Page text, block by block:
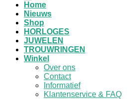
Home
Nieuws
Shop
HORLOGES
JUWELEN
TROUWRINGEN
Winkel
Over ons
Contact
Informatief
Klantenservice & FAQ